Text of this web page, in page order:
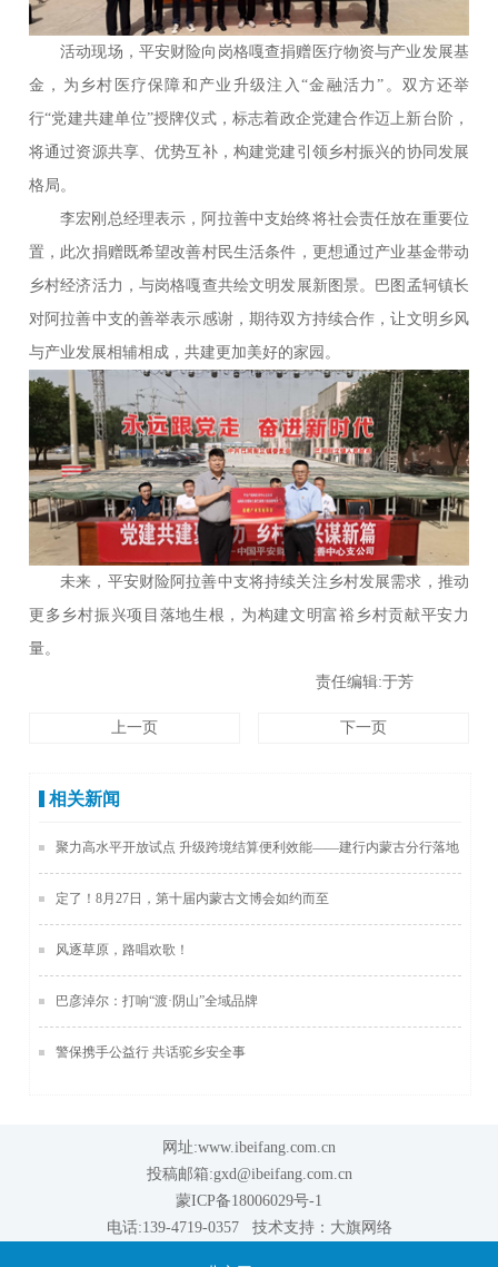
活动现场，平安财险向岗格嘎查捐赠医疗物资与产业发展基
金，为乡村医疗保障和产业升级注入“金融活力”。双方还举
行“党建共建单位”授牌仪式，标志着政企党建合作迈上新台阶，
将通过资源共享、优势互补，构建党建引领乡村振兴的协同发展
格局。
李宏刚总经理表示，阿拉善中支始终将社会责任放在重要位
置，此次捐赠既希望改善村民生活条件，更想通过产业基金带动
乡村经济活力，与岗格嘎查共绘文明发展新图景。巴图孟轲镇长
对阿拉善中支的善举表示感谢，期待双方持续合作，让文明乡风
与产业发展相辅相成，共建更加美好的家园。
未来，平安财险阿拉善中支将持续关注乡村发展需求，推动
更多乡村振兴项目落地生根，为构建文明富裕乡村贡献平安力
量。
责任编辑:于芳
上一页 下一页
相关新闻
聚力高水平开放试点 升级跨境结算便利效能——建行内蒙古分行落地
全区首笔跨境贸易高水平开放试点轧差结算业务
定了！8月27日，第十届内蒙古文博会如约而至
风逐草原，路唱欢歌！
巴彦淖尔：打响“渡·阴山”全域品牌
警保携手公益行 共话驼乡安全事
网址:www.ibeifang.com.cn
投稿邮箱:gxd@ibeifang.com.cn
蒙ICP备18006029号-1
电话:139-4719-0357 技术支持： 大旗网络